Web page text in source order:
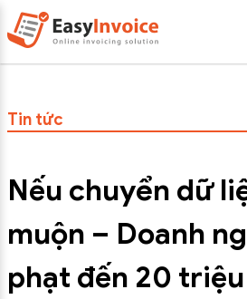
Tin tức
Nếu chuyển dữ
muộn – Doanh
phạt đến 20 triệu